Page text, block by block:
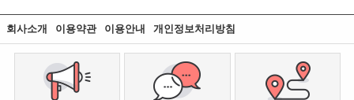
회사소개 이용약관 이용안내 개인정보처리방침